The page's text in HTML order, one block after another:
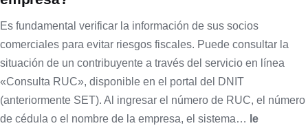
Es fundamental verificar la información de sus socios
comerciales para evitar riesgos fiscales. Puede consultar la
situación de un contribuyente a través del servicio en línea
«Consulta RUC», disponible en el portal del DNIT
(anteriormente SET). Al ingresar el número de RUC, el número
de cédula o el nombre de la empresa, el sistema… le